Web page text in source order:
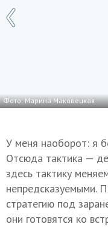
Фото: Марина Маковецкая
У меня наоборот: я
Отсюда тактика —
здесь тактику
непредсказуемыми.
стратегию под
они готовятся ко